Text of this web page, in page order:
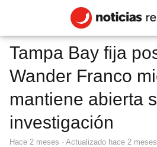
Tampa Bay fija
Wander Franco
mantiene abierta
investigación
hace 2 meses · Actualizado hace 2 meses